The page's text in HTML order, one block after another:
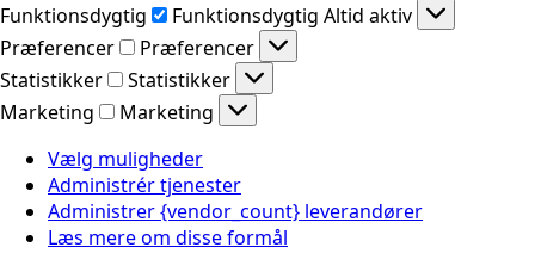
Funktionsdygtig
Funktionsdygtig Altid aktiv
Præferencer
Præferencer
Statistikker
Statistikker
Marketing
Marketing
Vælg muligheder
Administrér tjenester
Administrer {vendor_count} leverandører
Læs mere om disse formål